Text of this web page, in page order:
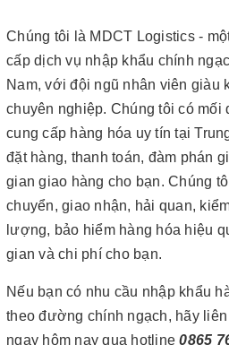
Chúng tôi là MDCT Logistics -
cấp dịch vụ nhập khẩu chính
Nam, với đội ngũ nhân viên giàu
chuyên nghiệp. Chúng tôi có mối
cung cấp hàng hóa uy tín tại
đặt hàng, thanh toán, đàm phán
gian giao hàng cho bạn. Chúng
chuyển, giao nhận, hải quan,
lượng, bảo hiểm hàng hóa hiệu
gian và chi phí cho bạn.
Nếu bạn có nhu cầu nhập khẩu
theo đường chính ngạch, hãy
ngay hôm nay qua hotline0865